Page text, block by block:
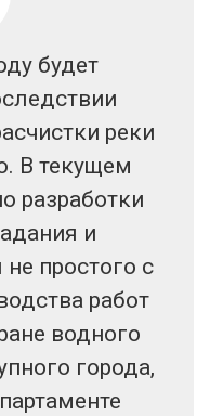
будет
реки
В текущем
разработки
и
простого с
работ
водного
города,